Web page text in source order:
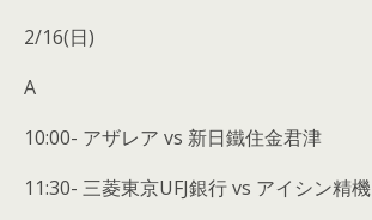
2/16(日)
A
10:00- アザレア vs 新日鐵住金君津
11:30- 三菱東京UFJ銀行 vs アイシン精機